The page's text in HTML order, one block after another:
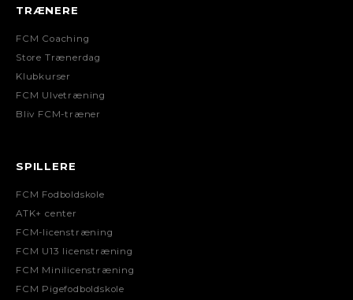
TRÆNERE
FCM Coaching
Store Trænerdag
Klubkurser
FCM Ulvetræning
Bliv FCM-træner
SPILLERE
FCM Fodboldskole
ATK+ center
FCM-licenstræning
FCM U13 licenstræning
FCM Minilicenstræning
FCM Pigefodboldskole